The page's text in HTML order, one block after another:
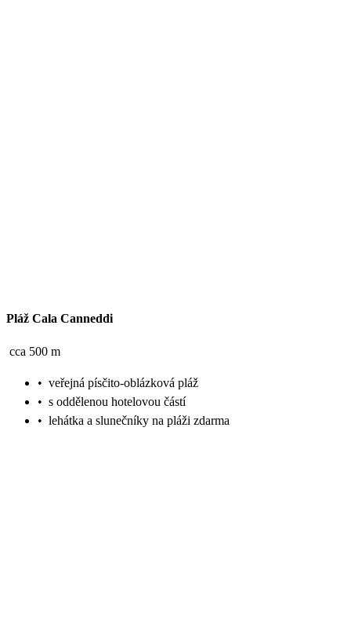
Pláž Cala Canneddi
cca 500 m
• veřejná písčito-oblázková pláž
• s oddělenou hotelovou částí
• lehátka a slunečníky na pláži zdarma